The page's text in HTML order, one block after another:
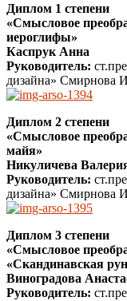
Диплом 1 степени
«Смысловое
иероглифы»
Каспрук Анна
Руководитель:
дизайна» Смирнова
Диплом 2 степени
«Смысловое
майя»
Никуличева
Руководитель:
дизайна» Смирнова
Диплом 3 степени
«Смысловое
«Скандинавская
Виноградова
Руководитель: